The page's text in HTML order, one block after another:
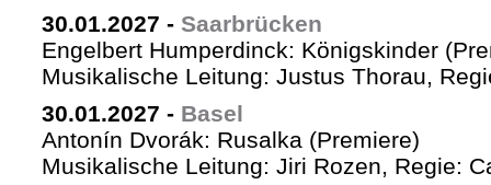
30.01.2027 - Saarbrücken
Engelbert Humperdinck: Königskinder
Musikalische Leitung: Justus Thorau,
30.01.2027 - Basel
Antonín Dvorák: Rusalka (Premiere)
Musikalische Leitung: Jiri Rozen, Regie: